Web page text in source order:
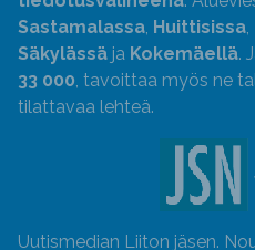
Sastamalassa, Huittisissa,
Säkylässä ja Kokemäellä.
33 000, tavoittaa myös ne
tilattavaa lehteä.
Uutismedian Liiton jäsen.